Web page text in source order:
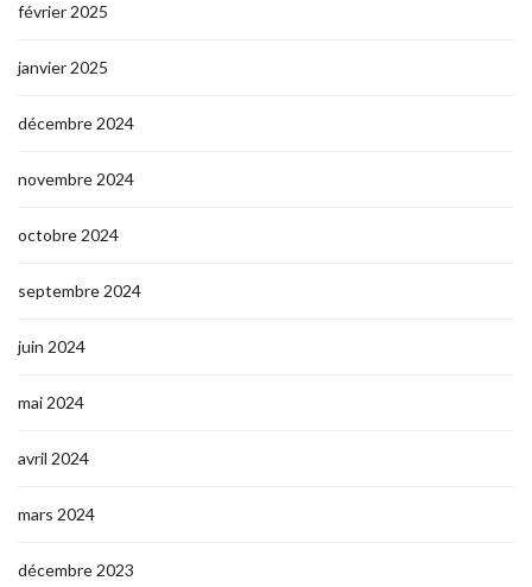
février 2025
janvier 2025
décembre 2024
novembre 2024
octobre 2024
septembre 2024
juin 2024
mai 2024
avril 2024
mars 2024
décembre 2023